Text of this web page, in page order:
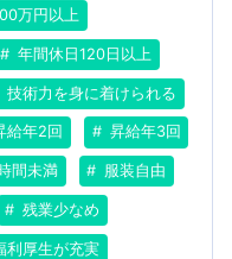
万円以上
年間休日120日以上
技術力を身に着けられる
給年2回 昇給年3回
間未満 服装自由
残業少なめ
利厚生が充実